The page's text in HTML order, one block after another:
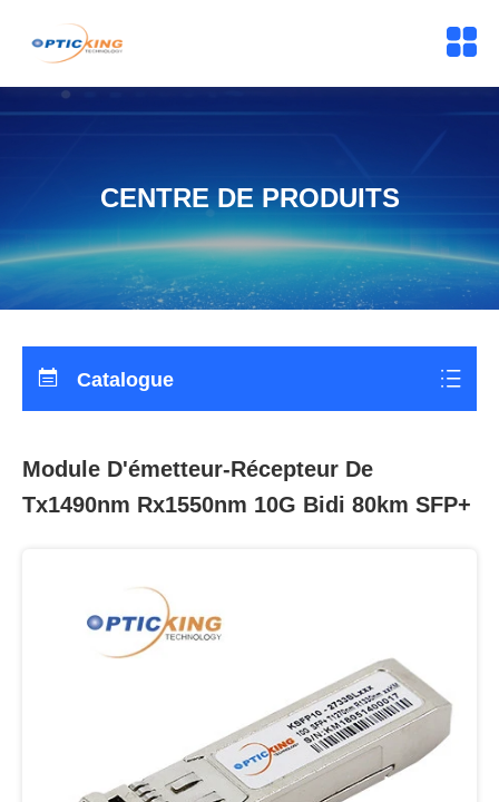
CENTRE DE PRODUITS
Catalogue
Module D'émetteur-Récepteur De
Tx1490nm Rx1550nm 10G Bidi 80km SFP+